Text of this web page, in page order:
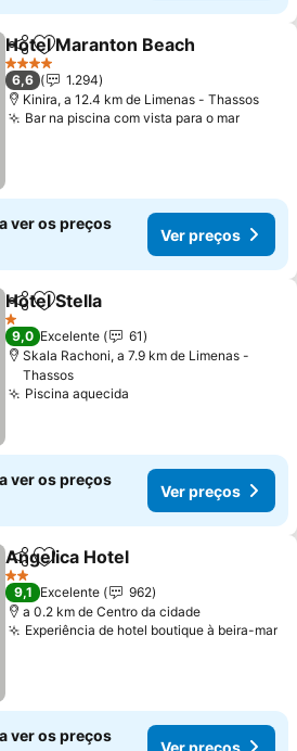
PartilharAdicionar aos favoritos
Hotel Maranton Beach
4 Estrelas
6,6
1.294
Kinira, a 12.4 km de Limenas - Thassos
Bar na piscina com vista para o mar
ver os preços
Ver preços
PartilharAdicionar aos favoritos
Hotel Stella
1 Estrelas
9,0 Excelente
61
Skala Rachoni, a 7.9 km de Limenas -
Thassos
Piscina aquecida
ver os preços
Ver preços
PartilharAdicionar aos favoritos
Angelica Hotel
2 Estrelas
9,1 Excelente
962
a 0.2 km de Centro da cidade
Experiência de hotel boutique à beira-mar
ver os preços
Ver preços